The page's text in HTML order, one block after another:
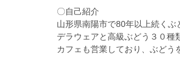
〇自己紹介
山形県南陽市で80年以上続くぶ
デラウェアと高級ぶどう３０種
カフェも営業しており、ぶどう